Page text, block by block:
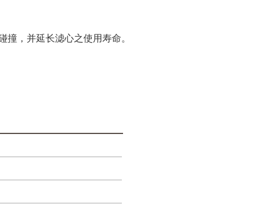
，并延长滤心之使用寿命。